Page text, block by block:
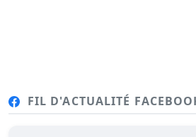
FIL D'ACTUALITÉ